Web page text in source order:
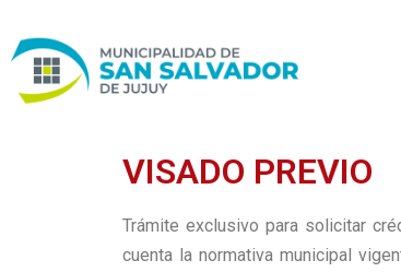
Ir
al
VISADO PREVIO
Trámite exclusivo para solicitar
cuenta la normativa municipal